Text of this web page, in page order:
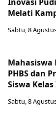
Inovasi
Melati
Sabtu, 8
Mahasiswa
PHBS dan
Siswa Kelas
Sabtu, 8